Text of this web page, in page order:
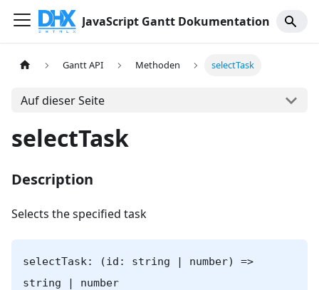
JavaScript Gantt Dokumentation
Gantt API Methoden selectTask
Auf dieser Seite
selectTask
Description
Selects the specified task
selectTask: (id: string | number) =>
string | number